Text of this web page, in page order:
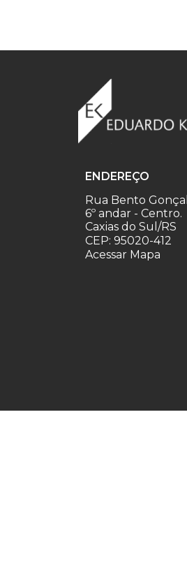
ENDEREÇO
Rua Bento
6º andar - Centro.
Caxias do Sul/RS
CEP: 95020-412
Acessar Mapa